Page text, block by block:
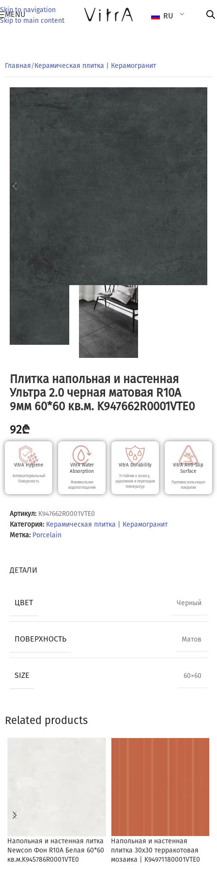
Skip to navigation
Skip to main content
MENU RU
Главная/Керамическая плитка | Керамогранит
Плитка напольная и настенная
Ультра 2.0 черная матовая R10A
9мм 60*60 кв.м. K947662R0001VTE0
92₾
VitrA Hygiene
Антибактериальный
Поверхность
VitrA Water
Absorption
Минимальное
водопоглощение
VitrA Durability
Устойчив к износу,
царапинам и перепадам
температур
VitrA Anti-Slip
Surface
Противоскользящее
покрытие
Артикул: K947662R0001VTE0
Категория: Керамическая плитка | Керамогранит
Метка: Porcelain
ДЕТАЛИ
ЦВЕТ Черный
ПОВЕРХНОСТЬ Матов
SIZE 60×60
Related products
Напольная и настенная литка
Newcon Фон R10A Белая 60*60
кв.м.K945786R0001VTE0
Напольная и настенная
плитка 30х30 терракотовая
мозаика | K94971180001VTE0